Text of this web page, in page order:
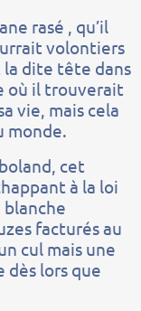
rasé , qu’il
volontiers
la dite tête dans
où il trouverait
vie, mais cela
monde.
cet
à la loi
blanche
facturés au
cul mais une
dès lors que